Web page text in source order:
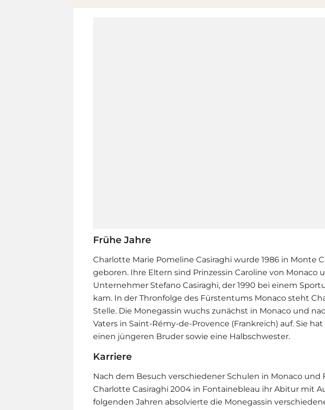
Frühe Jahre
Charlotte Marie Pomeline Casiraghi wurde 1986 in Monte
geboren. Ihre Eltern sind Prinzessin Caroline von Monaco
Unternehmer Stefano Casiraghi, der 1990 bei einem
kam. In der Thronfolge des Fürstentums Monaco steht
Stelle. Die Monegassin wuchs zunächst in Monaco und
Vaters in Saint-Rémy-de-Provence (Frankreich) auf. Sie
einen jüngeren Bruder sowie eine Halbschwester.
Karriere
Nach dem Besuch verschiedener Schulen in Monaco und
Charlotte Casiraghi 2004 in Fontainebleau ihr Abitur mit
folgenden Jahren absolvierte die Monegassin